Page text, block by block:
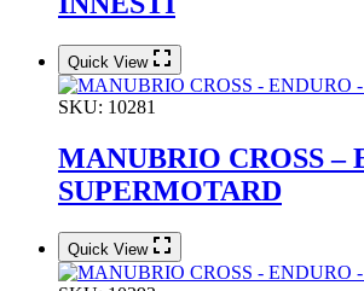
Quick View
SKU: 10281
MANUBRIO CROSS –
SUPERMOTARD
Quick View